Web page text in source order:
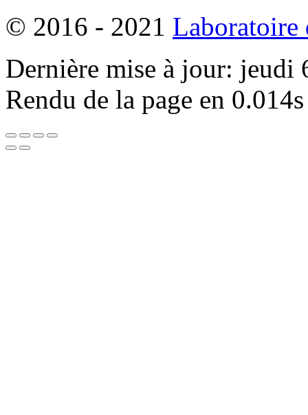
© 2016 - 2021 Laboratoire
Dernière mise à jour:
Rendu de la page en 0.014s